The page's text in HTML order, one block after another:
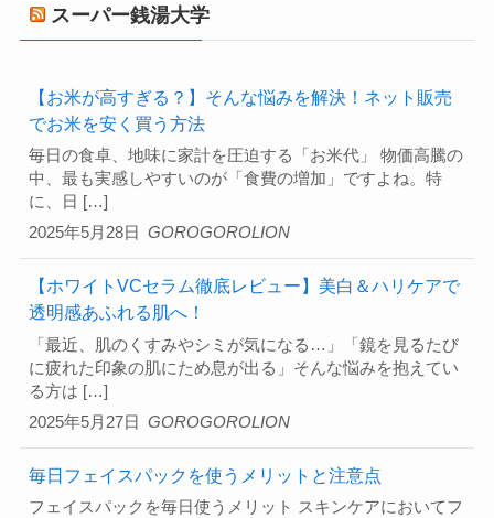
スーパー銭湯大学
【お米が高すぎる？】そんな悩みを解決！ネット販売
でお米を安く買う方法
2025年5月28日
毎日の食卓、地味に家計を圧迫する「お米代」 物価高騰の
中、最も実感しやすいのが「食費の増加」ですよね。特
に、日 […]
GOROGOROLION
【ホワイトVCセラム徹底レビュー】美白＆ハリケアで
透明感あふれる肌へ！
2025年5月27日
「最近、肌のくすみやシミが気になる…」「鏡を見るたび
に疲れた印象の肌にため息が出る」そんな悩みを抱えてい
る方は […]
GOROGOROLION
毎日フェイスパックを使うメリットと注意点
フェイスパックを毎日使うメリット スキンケアにおいてフ